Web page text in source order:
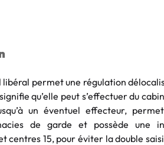
libéral permet une régulation
qu’elle peut s’effectuer du
un éventuel effecteur,
de garde et possède une
centres 15, pour éviter la double